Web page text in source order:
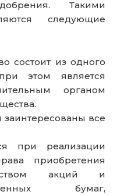
Такими
следующие
состоит из одного
этом является
органом
все
при реализации
приобретения
акций и
бумаг,